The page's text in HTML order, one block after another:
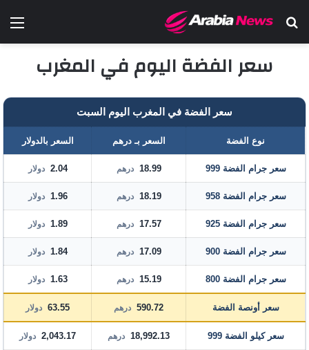
بحث عن
سعر الفضة اليوم في المغرب
سعر الفضة في المغرب اليوم السبت
نوع الفضة السعر بـ درهم السعر بالدولار
سعر جرام الفضة 999 18.99 درهم 2.04 دولار
سعر جرام الفضة 958 18.19 درهم 1.96 دولار
سعر جرام الفضة 925 17.57 درهم 1.89 دولار
سعر جرام الفضة 900 17.09 درهم 1.84 دولار
سعر جرام الفضة 800 15.19 درهم 1.63 دولار
سعر أونصة الفضة 590.72 درهم 63.55 دولار
سعر كيلو الفضة 999 18,992.13 درهم 2,043.17 دولار